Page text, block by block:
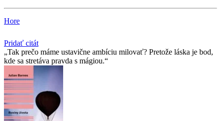
Hore
Pridať citát
Tak prečo máme ustavične ambíciu milovať? Pretože láska je bod,
kde sa stretáva pravda s mágiou.